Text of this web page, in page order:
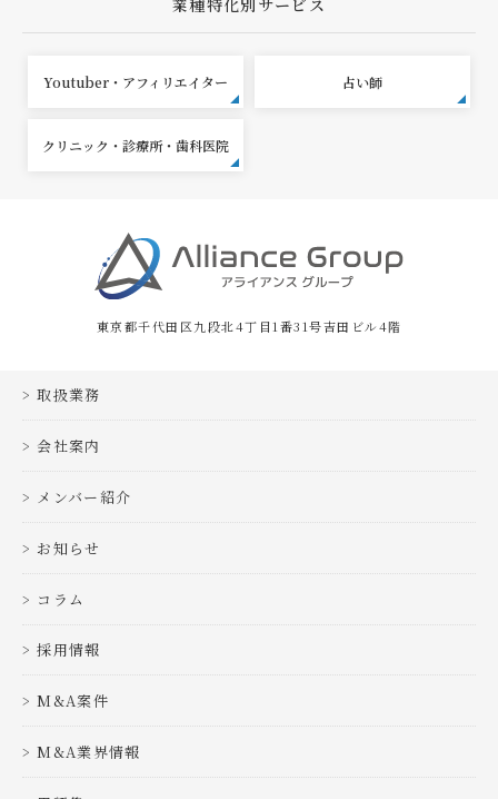
Youtuber・アフィリエイター 占い師
クリニック・診療所・歯科医院
東京都千代田区九段北4丁目1番31号吉田ビル4階
取扱業務
会社案内
メンバー紹介
お知らせ
コラム
採用情報
M&A案件
M&A業界情報